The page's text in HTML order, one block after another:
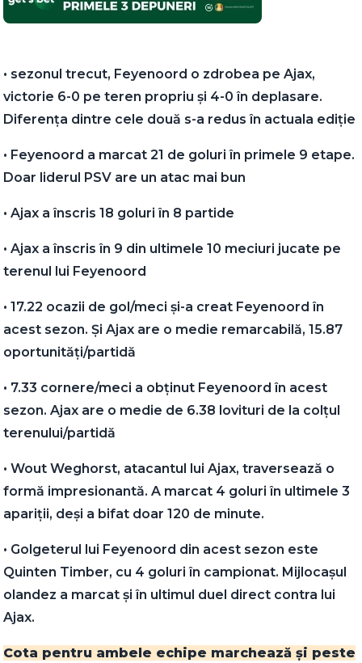
• sezonul trecut, Feyenoord o zdrobea pe Ajax,
victorie 6-0 pe teren propriu și 4-0 în deplasare.
Diferența dintre cele două s-a redus în actuala ediție
• Feyenoord a marcat 21 de goluri în primele 9 etape.
Doar liderul PSV are un atac mai bun
• Ajax a înscris 18 goluri în 8 partide
• Ajax a înscris în 9 din ultimele 10 meciuri jucate pe
terenul lui Feyenoord
• 17.22 ocazii de gol/meci și-a creat Feyenoord în
acest sezon. Și Ajax are o medie remarcabilă, 15.87
oportunități/partidă
• 7.33 cornere/meci a obținut Feyenoord în acest
sezon. Ajax are o medie de 6.38 lovituri de la colțul
terenului/partidă
• Wout Weghorst, atacantul lui Ajax, traversează o
formă impresionantă. A marcat 4 goluri în ultimele 3
apariții, deși a bifat doar 120 de minute.
• Golgeterul lui Feyenoord din acest sezon este
Quinten Timber, cu 4 goluri în campionat. Mijlocașul
olandez a marcat și în ultimul duel direct contra lui
Ajax.
Cota pentru ambele echipe marchează și peste